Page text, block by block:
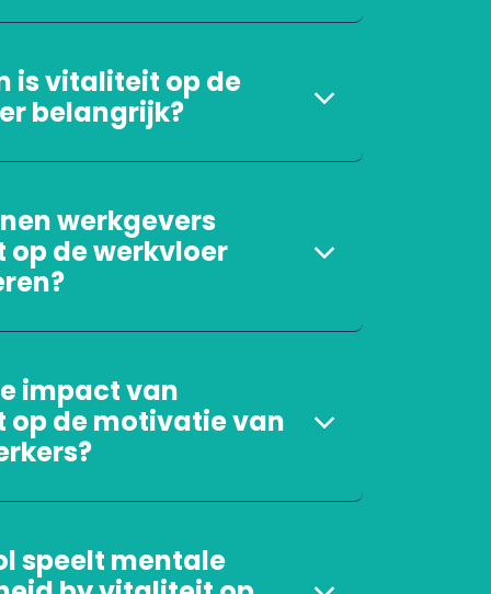
is vitaliteit op de
belangrijk?
werkgevers
de werkvloer
impact van
de motivatie van
speelt mentale